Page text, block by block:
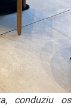
conduziu os